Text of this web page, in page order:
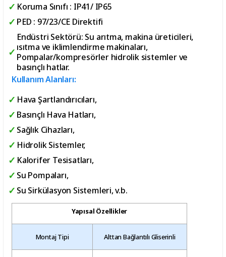
Koruma Sınıfı : IP41/ IP65
PED : 97/23/CE Direktifi
Endüstri Sektörü: Su arıtma, makina üreticileri,
ısıtma ve iklimlendirme makinaları,
Pompalar/kompresörler hidrolik sistemler ve
basınçlı hatlar.
Kullanım Alanları:
Hava Şartlandırıcıları,
Basınçlı Hava Hatları,
Sağlık Cihazları,
Hidrolik Sistemler,
Kalorifer Tesisatları,
Su Pompaları,
Su Sirkülasyon Sistemleri, v.b.
Yapısal Özellikler
Montaj Tipi Alttan Bağlantılı Gliserinli